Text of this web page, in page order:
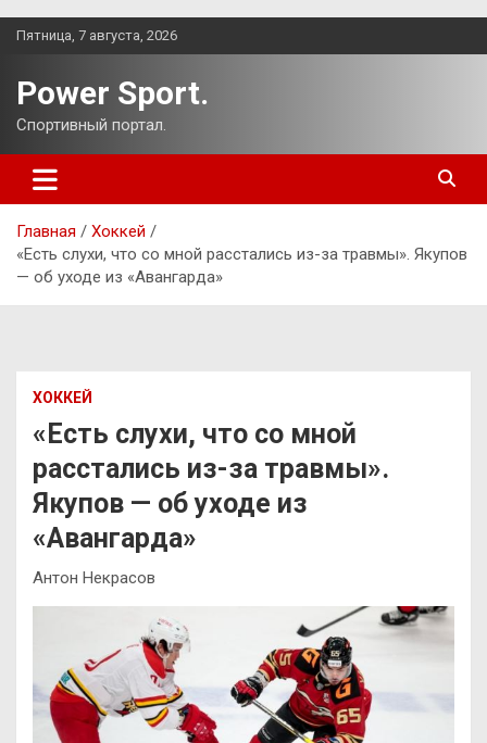
Перейти
Пятница, 7 августа, 2026
Power Sport.
Спортивный портал.
Главная
Хоккей
«Есть слухи, что со мной расстались из-за травмы». Якупов
— об уходе из «Авангарда»
ХОККЕЙ
«Есть слухи, что со мной
расстались из-за травмы».
Якупов — об уходе из
«Авангарда»
Антон Некрасов